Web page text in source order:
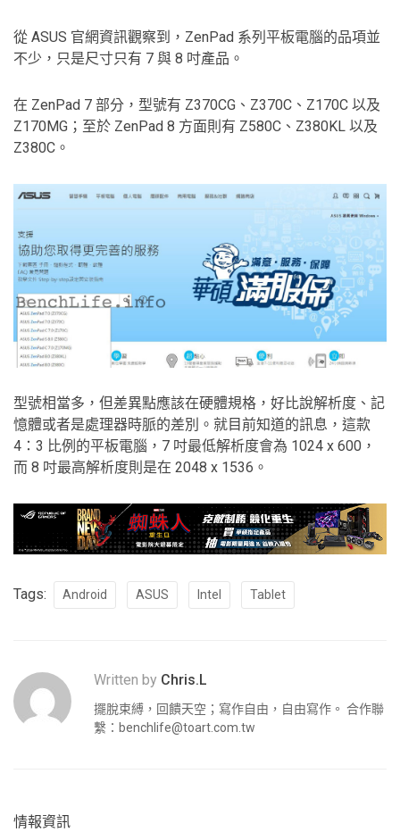
從 ASUS 官網資訊觀察到，ZenPad 系列平板電腦的品項並
不少，只是尺寸只有 7 與 8 吋產品。
在 ZenPad 7 部分，型號有 Z370CG、Z370C、Z170C 以及
Z170MG；至於 ZenPad 8 方面則有 Z580C、Z380KL 以及
Z380C。
型號相當多，但差異點應該在硬體規格，好比說解析度、記
憶體或者是處理器時脈的差別。就目前知道的訊息，這款
4：3 比例的平板電腦，7 吋最低解析度會為 1024 x 600，
而 8 吋最高解析度則是在 2048 x 1536。
Tags: Android ASUS Intel Tablet
Written by Chris.L
擺脫束縛，回饋天空；寫作自由，自由寫作。 合作聯
繫： benchlife@toart.com.tw
情報資訊